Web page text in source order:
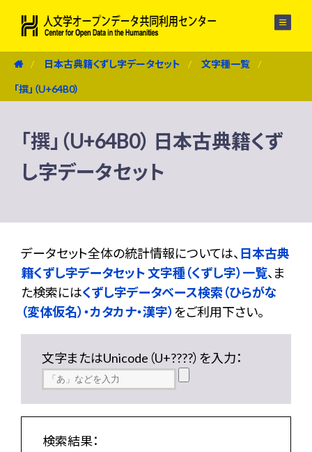
日本古典籍くずし字データセット 文字種一覧
「撰」（U+64B0）
「撰」（U+64B0） 日本古典籍くず
し字データセット
データセット全体の統計情報については、 日本古典
籍くずし字データセット 文字種（くずし字）一覧、ま
た検索にはくずし字データベース検索（ひらがな
（変体仮名）・カタカナ・漢字） をご利用下さい。
文字またはUnicode（U+????）を入力：
検索結果：